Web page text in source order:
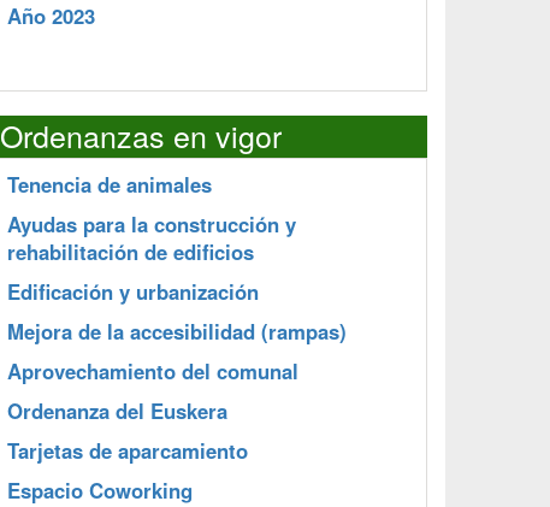
Año 2023
Ordenanzas en vigor
Tenencia de animales
Ayudas para la construcción y
rehabilitación de edificios
Edificación y urbanización
Mejora de la accesibilidad (rampas)
Aprovechamiento del comunal
Ordenanza del Euskera
Tarjetas de aparcamiento
Espacio Coworking